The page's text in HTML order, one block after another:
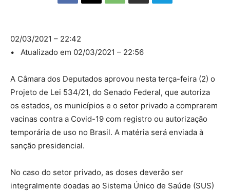
02/03/2021 – 22:42
• Atualizado em 02/03/2021 – 22:56
A Câmara dos Deputados aprovou nesta terça-feira (2) o
Projeto de Lei 534/21, do Senado Federal, que autoriza
os estados, os municípios e o setor privado a comprarem
vacinas contra a Covid-19 com registro ou autorização
temporária de uso no Brasil. A matéria será enviada à
sanção presidencial.
No caso do setor privado, as doses deverão ser
integralmente doadas ao Sistema Único de Saúde (SUS)